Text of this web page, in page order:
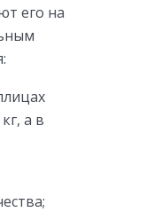
его на
а в